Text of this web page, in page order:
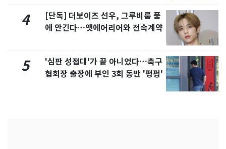
4
[단독] 더보이즈 선우, 그루비룸 품
에 안긴다…앳에어리어와 전속계약
5
'심판 성접대'가 끝 아니었다…축구
협회장 출장에 부인 3회 동반 '펑펑'